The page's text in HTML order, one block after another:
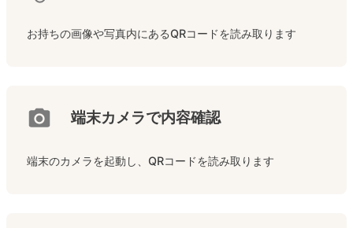
お持ちの画像や写真内にあるQRコードを読み取ります
端末カメラで内容確認
端末のカメラを起動し、QRコードを読み取ります